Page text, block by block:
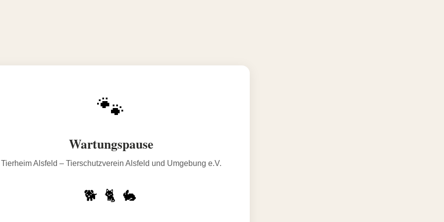
🐾
Wartungspause
Tierheim Alsfeld – Tierschutzverein Alsfeld und Umgebung e.V.
🐕 🐈 🐇